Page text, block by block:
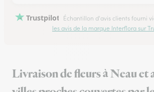
Trustpilot Échantillon d'avis clients fourni
les avis de la marque Interflora sur
Livraison de fleurs à Neau et